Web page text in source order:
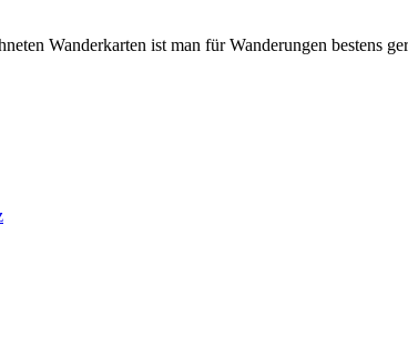
Wanderkarten ist man für Wanderungen bestens